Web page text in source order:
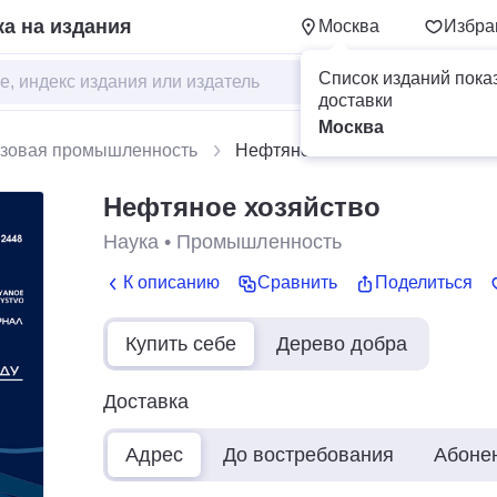
на издания Москва
Список изданий
доставки
Москва
промышленность
Нефтяное хозяйство
Нефтяное хозяйство
Наука • Промышленность
К описанию Сравнить Поделиться
Купить себе Дерево добра
Доставка
Адрес До востребования